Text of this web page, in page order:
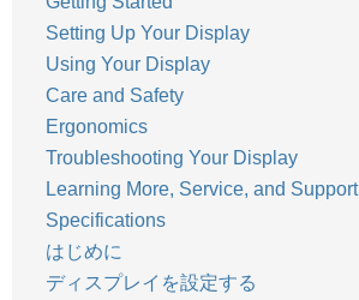
Setting Up Your Display
Using Your Display
Care and Safety
Ergonomics
Troubleshooting Your Display
Learning More, Service, and Support
Specifications
はじめに
ディスプレイを設定する